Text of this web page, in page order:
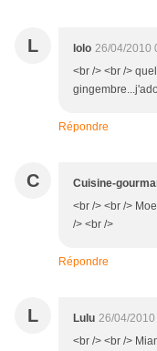
L lolo 26/04/2010
<br /> <br />
Répondre
C Cuisine-
<br /> <br />
/> <br />
Répondre
L Lulu 26/04/2010
<br /> <br />